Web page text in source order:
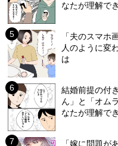
なたが理解で
「夫のスマホ
人のように変
は
結婚前提の付
ん」と「オム
なたが理解で
「嫁に問題が